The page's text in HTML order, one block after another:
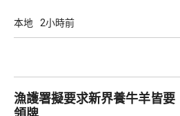
本地 2小時前
漁護署擬要求新界養牛羊皆要